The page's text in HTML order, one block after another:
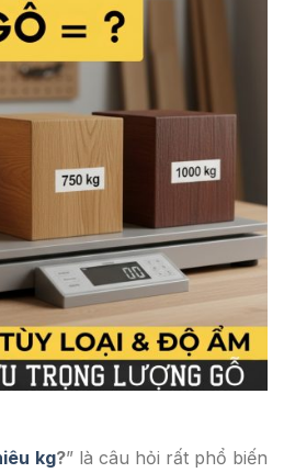
kg?” là câu hỏi rất phổ biến